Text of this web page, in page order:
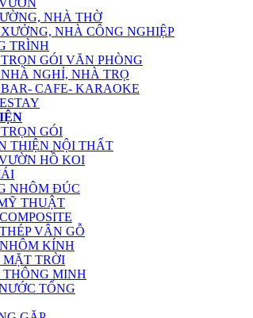
NHÀ THỜ
NHÀ CÔNG NGHIỆP
TRÌNH
GÓI VĂN PHÒNG
NGHỈ, NHÀ TRỌ
CAFE- KARAOKE
GÓI
THIỆN NỘI THẤT
HỒ KOI
NHÔM ĐÚC
THUẬT
VÂN GỖ
KÍNH
TRỜI
MINH
TỔNG